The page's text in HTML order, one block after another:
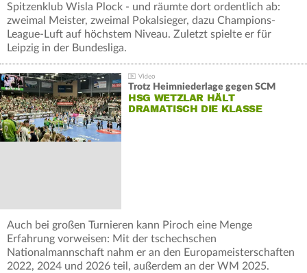
Spitzenklub Wisla Plock - und räumte dort ordentlich ab:
zweimal Meister, zweimal Pokalsieger, dazu Champions-
League-Luft auf höchstem Niveau. Zuletzt spielte er für
Leipzig in der Bundesliga.
Trotz Heimniederlage gegen SCM
HSG WETZLAR HÄLT
DRAMATISCH DIE KLASSE
Auch bei großen Turnieren kann Piroch eine Menge
Erfahrung vorweisen: Mit der tschechschen
Nationalmannschaft nahm er an den Europameisterschaften
2022, 2024 und 2026 teil, außerdem an der WM 2025.